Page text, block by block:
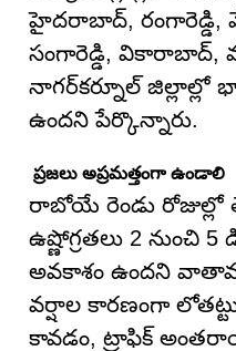
హైదరాబాద్, రంగారెడ్డి,
సంగారెడ్డి, వికారాబాద్,
నాగర్‌కర్నూల్ జిల్లాల్లో
ఉందని పేర్కొన్నారు.
ప్రజలు అప్రమత్తంగా ఉండాలి
రాబోయే రెండు రోజుల్లో
ఉష్ణోగ్రతలు 2 నుంచి 5
అవకాశం ఉందని
వర్షాల కారణంగా
కావడం, ట్రాఫిక్